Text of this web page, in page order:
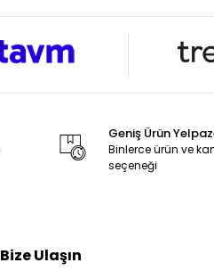
Geniş Ürün
Binlerce ürün ve
seçeneği
Bize Ulaşın